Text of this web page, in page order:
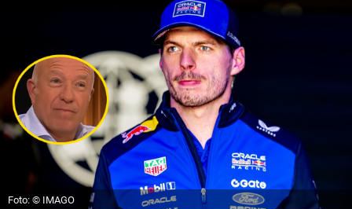
Foto: © IMAGO